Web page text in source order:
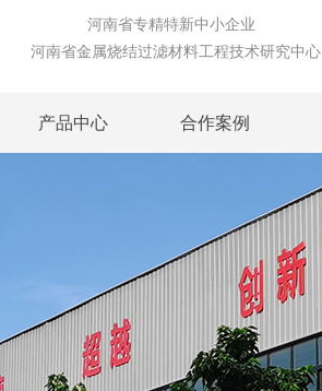
河南省专精特新中小企业
河南省金属烧结过滤材料工程技术研究中心
产品中心 合作案例